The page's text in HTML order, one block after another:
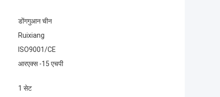
डोंगगुआन चीन
Ruixiang
ISO9001/CE
आरएक्स -15 एचपी
1 सेट